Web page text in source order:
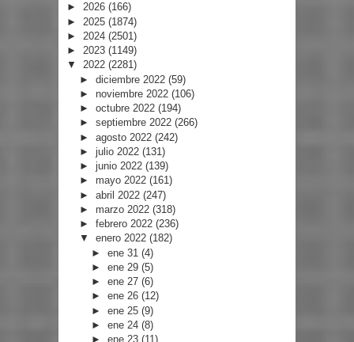
► 2026 (166)
► 2025 (1874)
► 2024 (2501)
► 2023 (1149)
▼ 2022 (2281)
► diciembre 2022 (59)
► noviembre 2022 (106)
► octubre 2022 (194)
► septiembre 2022 (266)
► agosto 2022 (242)
► julio 2022 (131)
► junio 2022 (139)
► mayo 2022 (161)
► abril 2022 (247)
► marzo 2022 (318)
► febrero 2022 (236)
▼ enero 2022 (182)
►ene 31(4)
►ene 29(5)
►ene 27(6)
►ene 26(12)
►ene 25(9)
►ene 24(8)
►ene 23(11)